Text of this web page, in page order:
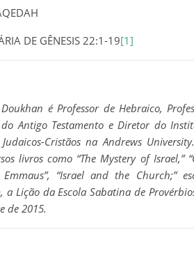
DE GÊNESIS 22:1-19[1]
Doukhan é Professor de Hebraico,
do Antigo Testamento e Diretor do
Judaicos-Cristãos na Andrews
livros como “The Mystery of Israel,”
“Israel and the Church;”
a Lição da Escola Sabatina de
de 2015.